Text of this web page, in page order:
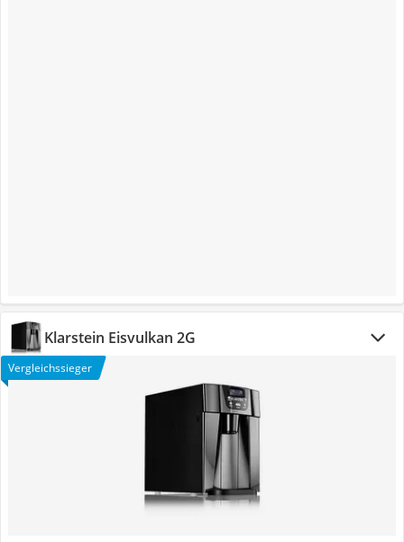
Klarstein Eisvulkan 2G
Vergleichssieger